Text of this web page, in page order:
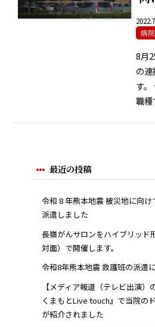
病
8月
の
す
職種
最近の投稿
令和 8 年熊本地震 被災地に向
派遣しました
長嶺がんサロンをハイブリッド
対面）で開催します。
令和8年熊本地震 救護班の派遣
【メディア報道（テレビ出演）
くまもとLive touch』で当院の
が紹介されました